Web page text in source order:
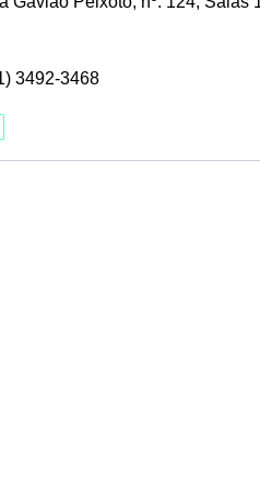
3492-3468